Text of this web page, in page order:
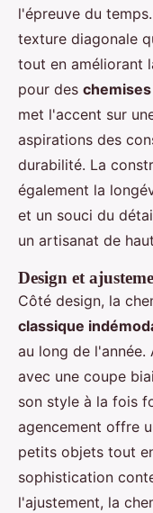
l'épreuve du
texture diagonale
tout en améliorant
pour des
met l'accent sur
aspirations des
durabilité. La
également la
et un souci du
un artisanat de
Design et
Côté design, la
classique
au long de
avec une coupe
son style à la fois
agencement offre
petits objets tout
sophistication
l'ajustement, la